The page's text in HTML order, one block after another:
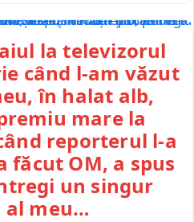
la televizorul
când l-am văzut
în halat alb,
mare la
reporterul l-a
făcut OM, a spus
un singur
al meu…